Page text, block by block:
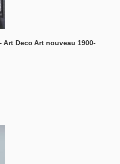
Deco Art nouveau 1900-